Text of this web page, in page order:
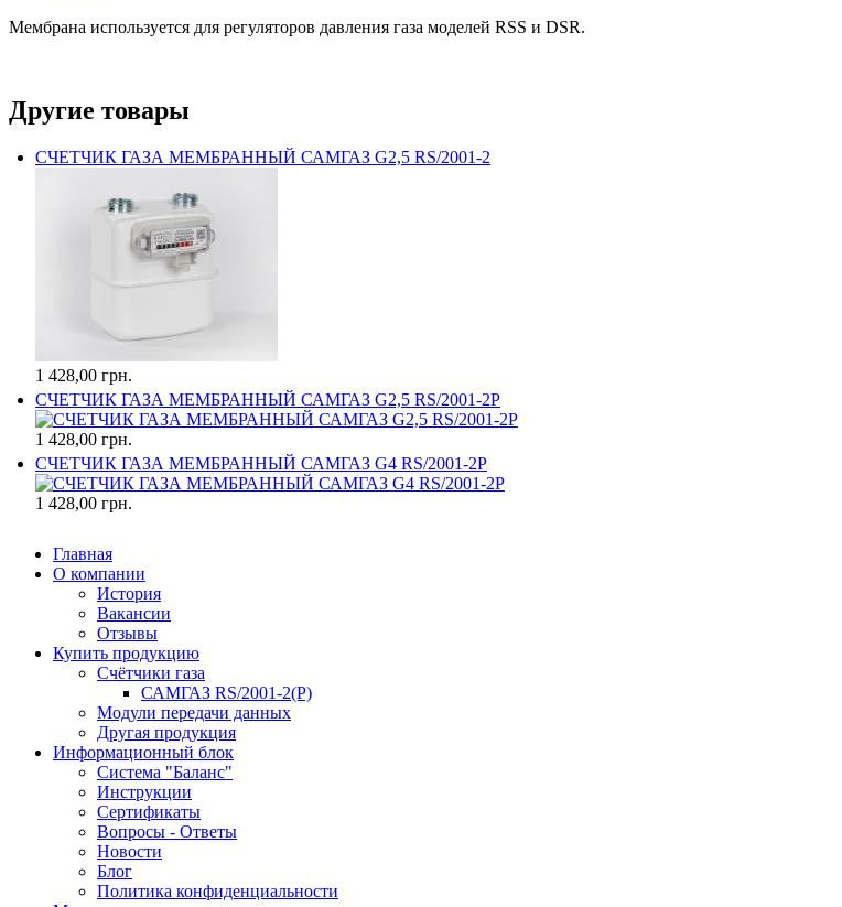
Мембрана используется для регуляторов давления газа моделей RSS и DSR.
Другие товары
СЧЕТЧИК ГАЗА МЕМБРАННЫЙ САМГАЗ G2,5 RS/2001-2
1 428,00 грн.
СЧЕТЧИК ГАЗА МЕМБРАННЫЙ САМГАЗ G2,5 RS/2001-2P
1 428,00 грн.
СЧЕТЧИК ГАЗА МЕМБРАННЫЙ САМГАЗ G4 RS/2001-2P
1 428,00 грн.
Главная
О компании
История
Вакансии
Отзывы
Купить продукцию
Счётчики газа
САМГАЗ RS/2001-2(Р)
Модули передачи данных
Другая продукция
Информационный блок
Система "Баланс"
Инструкции
Cертификаты
Вопросы - Ответы
Новости
Блог
Политика конфиденциальности